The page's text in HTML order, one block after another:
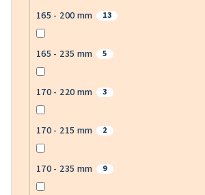
165 - 200 mm 13
165 - 235 mm 5
170 - 220 mm 3
170 - 215 mm 2
170 - 235 mm 9